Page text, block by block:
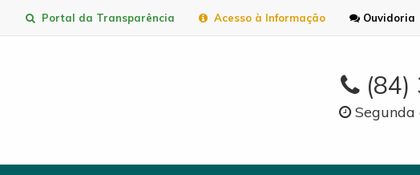
Ouvidoria
Acesso à Informação
Portal da Transparência
(84)
Segunda